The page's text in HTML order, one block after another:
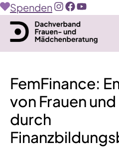
Zum
Inhalt
springen
Spenden
FemFinance:
von Frauen
durch